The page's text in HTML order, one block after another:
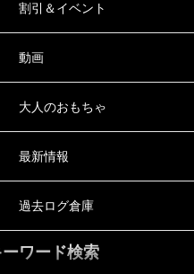
割引＆イベント
動画
大人のおもちゃ
最新情報
過去ログ倉庫
ーワード検索